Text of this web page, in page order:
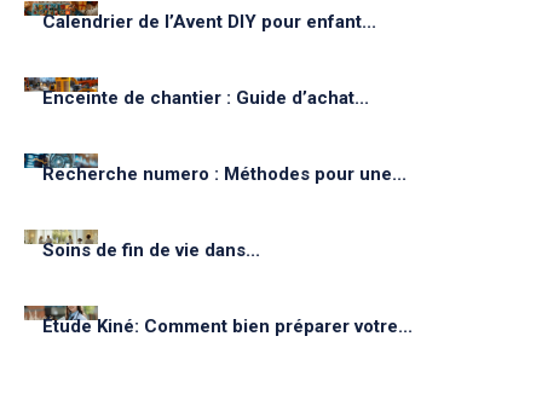
Calendrier de l’Avent DIY pour enfant...
Enceinte de chantier : Guide d’achat...
Recherche numero : Méthodes pour une...
Soins de fin de vie dans...
Étude Kiné: Comment bien préparer votre...